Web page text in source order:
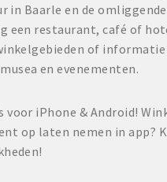
in Baarle en de
een restaurant, café of
of informatie
en evenementen.
voor iPhone & Android!
op laten nemen in app?